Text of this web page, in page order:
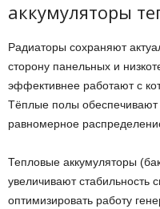
аккумуляторы
Радиаторы сохраняют
сторону панельных и
эффективнее работают с
Тёплые полы
равномерное
Тепловые аккумуляторы
увеличивают стабильность
оптимизировать работу